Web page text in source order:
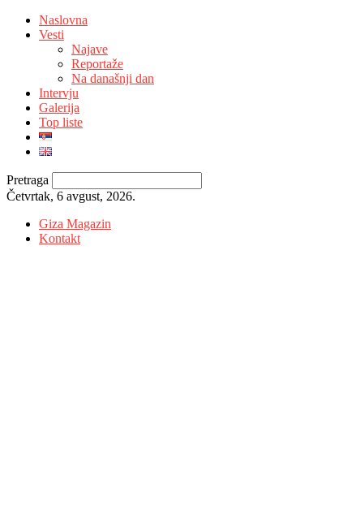
Naslovna
Vesti
Najave
Reportaže
Na današnji dan
Intervju
Galerija
Top liste
Pretraga
Četvrtak, 6 avgust, 2026.
Giza Magazin
Kontakt